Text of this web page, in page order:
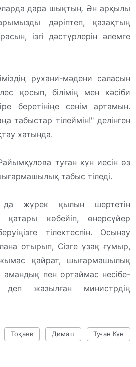
дара шықтың. Əн арқылы
дəріптеп, қазақтың
ізгі дəстүрлерін əлемге
рухани-мəдени саласын
қосып, білімің мен кəсіби
беретініңе сенім артамын.
табыстар тілеймін!" делінген
хатында.
туған күн иесін өз
табыс тіледі.
да жүрек қылын шертетін
қатары көбейіп, өнерсүйер
тілектеспін. Осынау
отырып, Сізге ұзақ ғұмыр,
қайрат, шығармашылық
амандық пен ортаймас несібе-
деп жазылған министрдің
Тоқаев Димаш Туған Күн